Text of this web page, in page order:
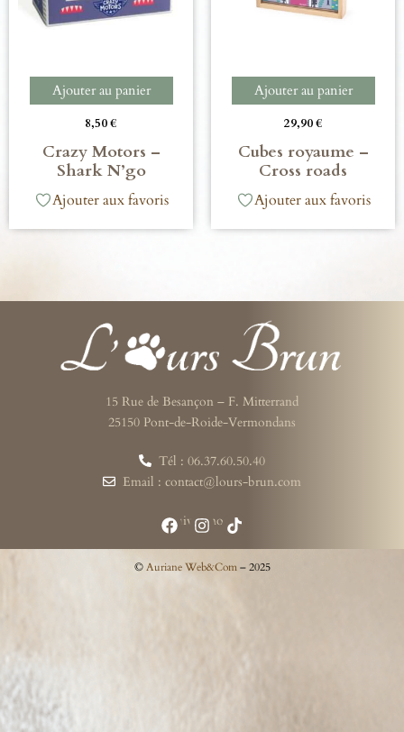
Ajouter au panier
8,50€
Crazy Motors –
Shark N’go
Ajouter aux favoris
Ajouter au panier
29,90€
Cubes royaume –
Cross roads
Ajouter aux favoris
15 Rue de Besançon – F. Mitterrand
25150 Pont-de-Roide-Vermondans
Tél : 06.37.60.50.40
Email : contact@lours-brun.com
Suivez-nous
©Auriane Web&Com– 2025